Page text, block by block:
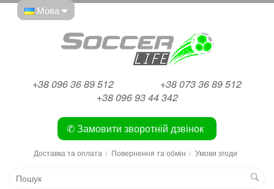
Мова
+38 096 36 89 512
+38 073 36 89 512
+38 096 93 44 342
✆ Замовити зворотній дзвінок
Доставка та оплата Повернення та обмін Умови згоди